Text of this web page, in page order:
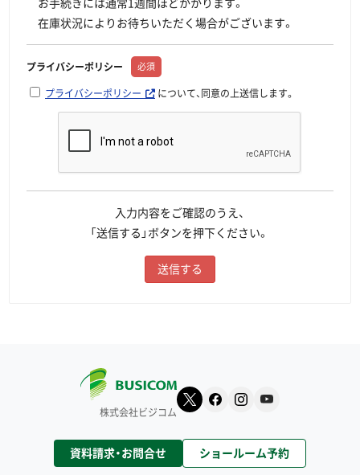
お手続きには通常1週間ほどかかります。
在庫状況によりお待ちいただく場合がございます。
必須
プライバシーポリシー
プライバシーポリシー について、同意の上送信します。
入力内容をご確認のうえ、
「送信する」ボタンを押下ください。
株式会社ビジコム
資料請求・お問合せ ショールーム予約